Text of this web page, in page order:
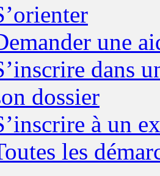
une
dans
dossier
à un
les